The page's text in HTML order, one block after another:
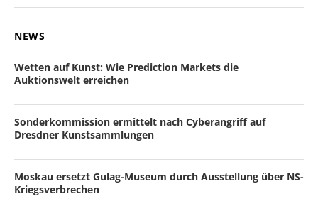
NEWS
Wetten auf Kunst: Wie Prediction Markets die
Auktionswelt erreichen
Sonderkommission ermittelt nach Cyberangriff auf
Dresdner Kunstsammlungen
Moskau ersetzt Gulag-Museum durch Ausstellung über NS-
Kriegsverbrechen